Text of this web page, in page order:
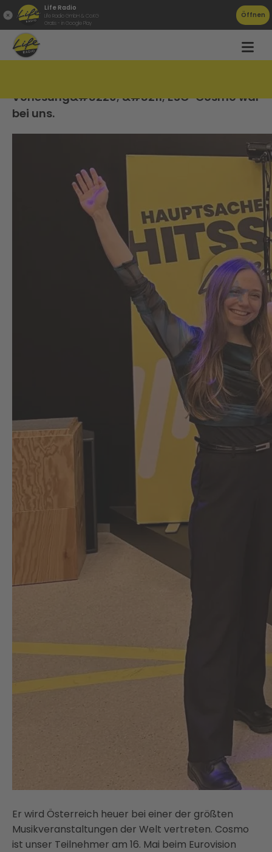
Life Radio
Life Radio GmbH & Co.KG
Gratis - in Google Play
Öffnen
Vorlesung&#8220; &#8211; ESC-Cosmo war
bei uns.
Er wird Österreich heuer bei einer der größten
Musikveranstaltungen der Welt vertreten. Cosmo
ist unser Teilnehmer am 16. Mai beim Eurovision